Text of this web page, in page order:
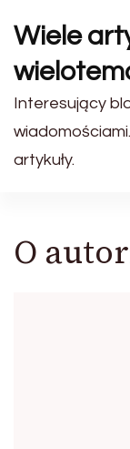
Wiele
Interesujący
artykuły.
O